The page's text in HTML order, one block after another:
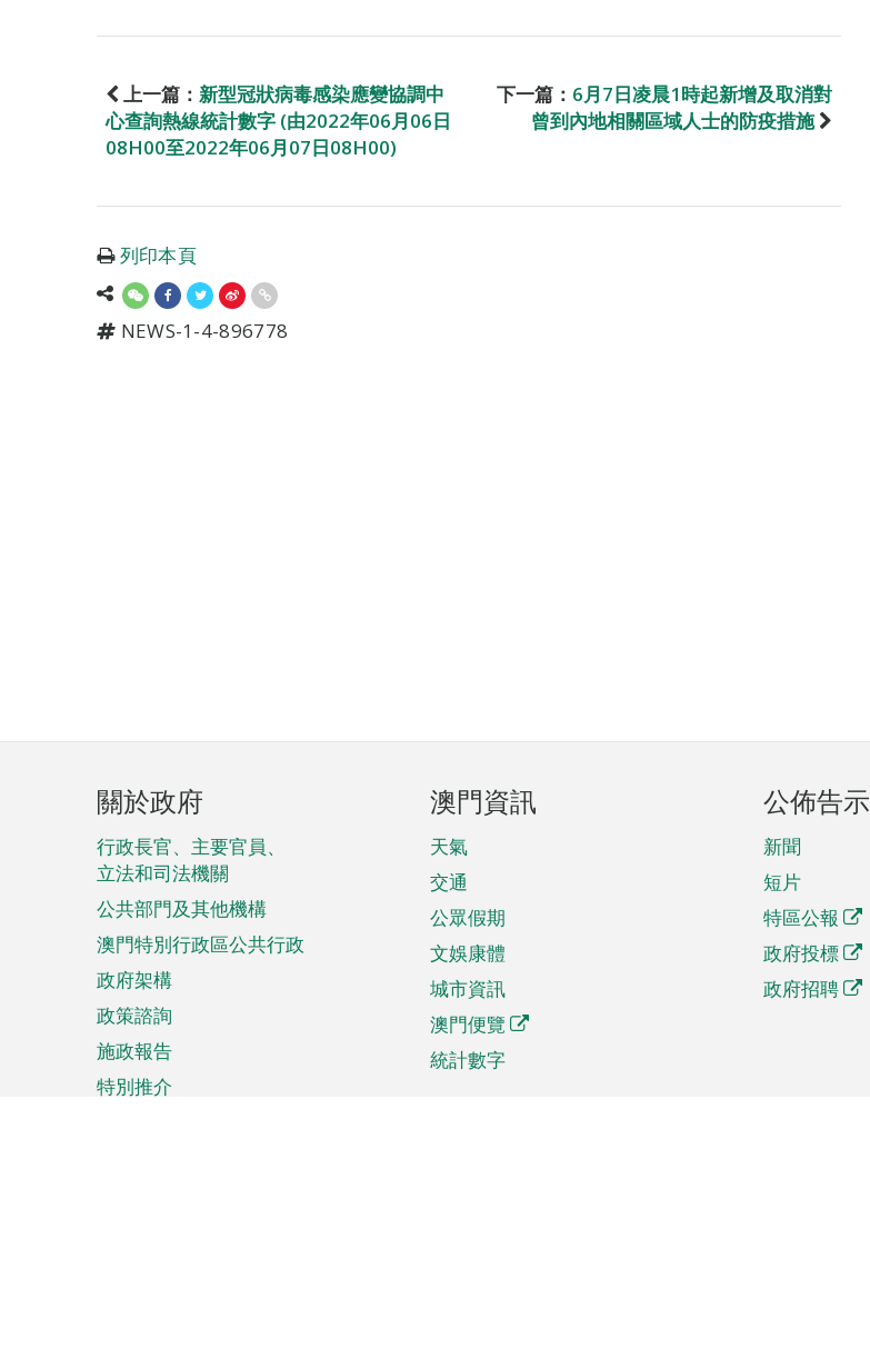
上一篇： 新型冠狀病毒感染應變協調中
心查詢熱線統計數字 (由2022年06月06日
08H00至2022年06月07日08H00)
下一篇： 6月7日凌晨1時起新增及取消對
曾到內地相關區域人士的防疫措施
列印本頁
NEWS-1-4-896778
頁
腳
菜
單
關於政府
行政長官、主要官員、
立法和司法機關
公共部門及其他機構
澳門特別行政區公共行政
政府架構
政策諮詢
施政報告
特別推介
澳門資訊
天氣
交通
公眾假期
文娛康體
城市資訊
澳門便覽
統計數字
公佈告示
新聞
短片
特區公報
政府投標
政府招聘